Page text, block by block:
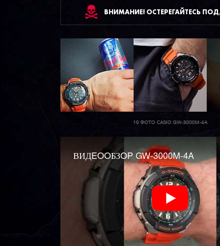
ВНИМАНИЕ! ОСТЕРЕГАЙТЕСЬ
10 ФОТО CASIO GW-3000M-4A
ВИДEOOБЗOP GW-3000M-4A